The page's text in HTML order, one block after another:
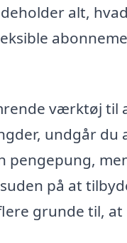
alt,
værktøj til
undgår du
pengepung,
på at
grunde til,